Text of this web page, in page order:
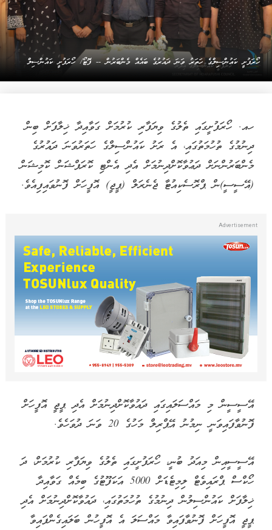
ހޯރަފުށީ ކައުންސިލްގެ ހަތަރު ވަނަ ދައުރުގެ ބައެއް މެންބަރުން -- ފޮޓޯ/ ހޯރަފުށީ ކައުންސިލް
ހއ. ހޯރަފުށީގައި ތެލުގެ ވިޔަފާރި ކުރުމަށް ގަވާއިދާ ޚިލާފަށް ބިން
ދިނުމުގެ ތުހުމަތުގައި، އެ ރަށު ކައުންސިލްގެ ހަތަރުވަނަ ދައުރުގެ
މެންބަރުންނަށް ދަޢުވާކޮށްދިނުމަށް އެދި އެންޓި ކޮރަޕްޝަން ކޮމިޝަން
(އޭސީސީ)ން ޕްރޮސެކިއުޓާ ޖެނެރަލް (ޕީޖީ) އޮފީހަށް ފޮނުވައިފިއެވެ.
އޭސީސީން މި މައްސަލައިގައި ދައުވާކޮށްދިނުމަށް އެދި ޕީޖީ އޮފީހަށް
ފޮނުވާފައިވަނީ ނިމުނު އޭޕްރިލް މަހުގެ 20 ވަނަ ދުވަހެވެ.
އޭސީސީއިން މިއަދު ބުނީ، ހޯރަފުށީގައި ތެލުގެ ވިޔަފާރި ކުރުމަށް، ދަ
ހޯކްސް ޕްރައިވެޓް ލިމިޓެޑަށް 5000 އަކަފޫޓުގެ ބިމެއް ގަވާއިދާ
ޚިލާފަށް ކައުންސިލުން ދިނުމުގެ ތުހުމަތުގައި، ދައުވާކޮށްދިނުމަށް އެދި
ޕީޖީ އޮފީހަށް ފޮނުވާފައިވާ މައްސަލަ އެ އޮފީހުން ބަލައިގެންފައިވާ